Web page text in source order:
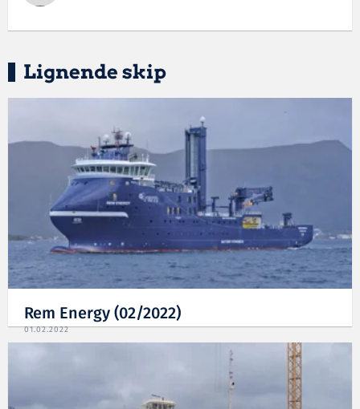
Lignende skip
Rem Energy (02/2022)
01.02.2022